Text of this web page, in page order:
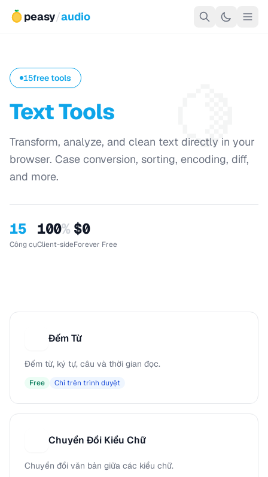
peasy/audio
🍋
15free tools
Text Tools
Transform, analyze, and clean text directly in your
browser. Case conversion, sorting, encoding, diff,
and more.
15
Công cụ
100%
Client-side
$0
Forever Free
Đếm Từ
Đếm từ, ký tự, câu và thời gian đọc.
Free Chỉ trên trình duyệt
Chuyển Đổi Kiểu Chữ
Chuyển đổi văn bản giữa các kiểu chữ.